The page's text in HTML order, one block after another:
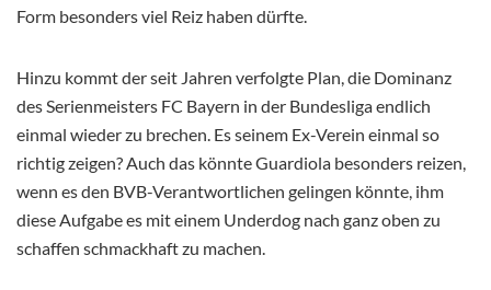
Form besonders viel Reiz haben dürfte.
Hinzu kommt der seit Jahren verfolgte Plan, die Dominanz
des Serienmeisters FC Bayern in der Bundesliga endlich
einmal wieder zu brechen. Es seinem Ex-Verein einmal so
richtig zeigen? Auch das könnte Guardiola besonders reizen,
wenn es den BVB-Verantwortlichen gelingen könnte, ihm
diese Aufgabe es mit einem Underdog nach ganz oben zu
schaffen schmackhaft zu machen.